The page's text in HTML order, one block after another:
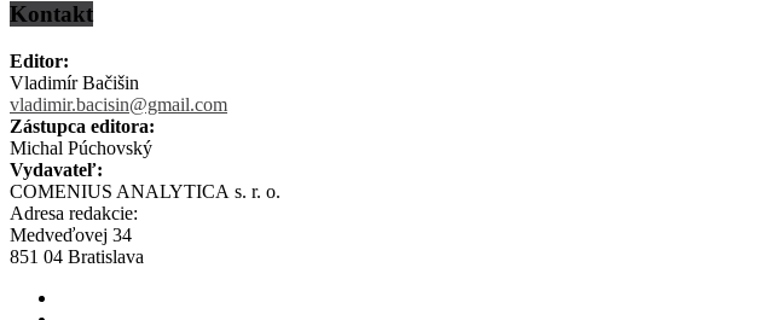
Kontakt
Editor:
Vladimír Bačišin
vladimir.bacisin@gmail.com
Zástupca editora:
Michal Púchovský
Vydavateľ:
COMENIUS ANALYTICA s. r. o.
Adresa redakcie:
Medveďovej 34
851 04 Bratislava